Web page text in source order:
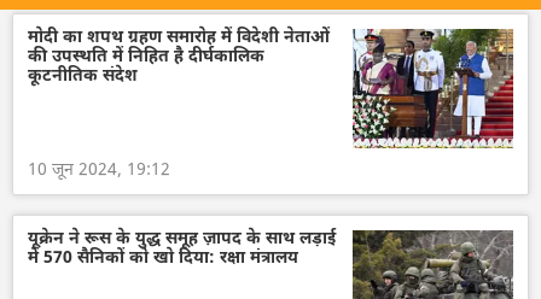
कनाडा के प्रधानमंत्री
जस्टिन ट्रूडो
नरेन्द्र मोदी
दिल्ली
इंदिरा गांधी
मोदी का शपथ ग्रहण समारोह में विदेशी नेताओं
की उपस्थति में निहित है दीर्घकालिक
कूटनीतिक संदेश
10 जून 2024, 19:12
यूक्रेन ने रूस के युद्ध समूह ज़ापद के साथ लड़ाई
में 570 सैनिकों को खो दिया: रक्षा मंत्रालय